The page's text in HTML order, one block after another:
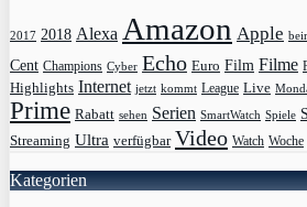
2017 2018 Alexa Amazon Apple
Cent Champions Cyber Echo Euro Film Filme
Highlights Internet jetzt kommt League Live
Prime Rabatt sehen Serien SmartWatch Spiele
Streaming Ultra verfügbar Video Watch Woche
Kategorien